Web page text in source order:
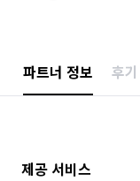
파트너 정보 후기
제공 서비스